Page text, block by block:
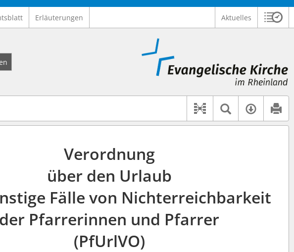
Erläuterungen Aktuelles
"*", Bsp. Pfarrer*, findet auch: "Pfarrerinitiative" oder "Pfarrerausschuss".
Logo Ev. Kirche im Rheinland
Dokument-
Textsuche
Verordnung
über den Urlaub
Fälle von Nichterreichbarkeit
der Pfarrerinnen und Pfarrer
(PfUrlVO)